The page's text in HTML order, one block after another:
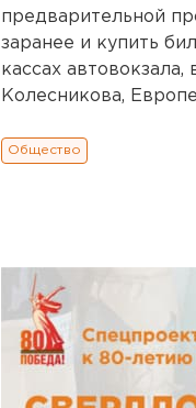
предварительной
заранее и купить
кассах
Колесникова,
Общество